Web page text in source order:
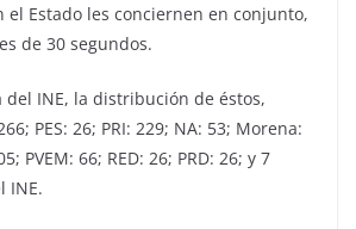
el Estado les conciernen en conjunto,
de 30 segundos.
INE, la distribución de éstos,
PES: 26; PRI: 229; NA: 53; Morena:
PVEM: 66; RED: 26; PRD: 26; y 7
INE.